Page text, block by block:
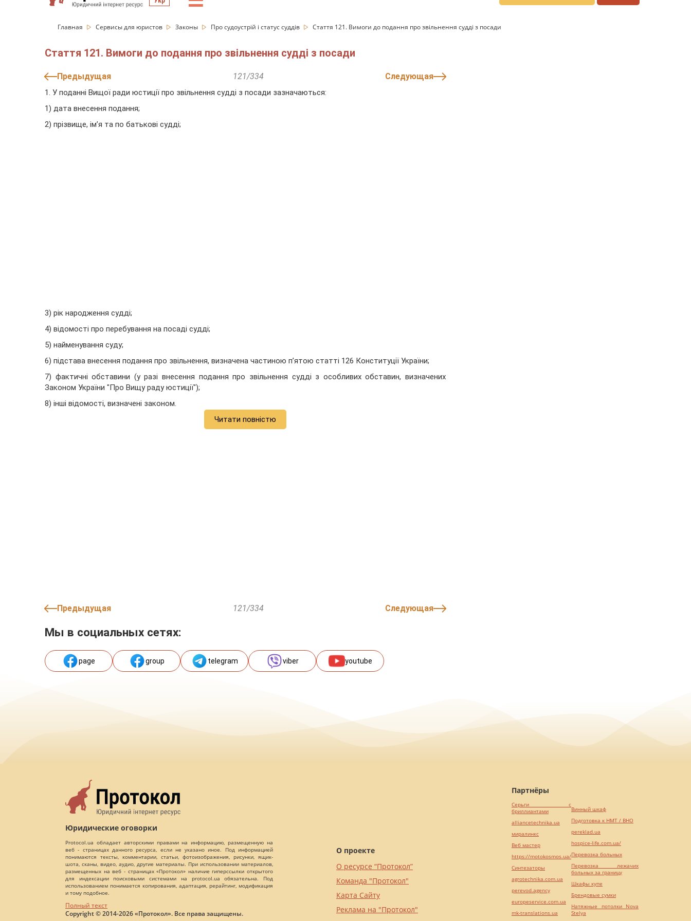
Главная Сервисы для юристов Законы Про судоустрій і статус суддів Стаття 121. Вимоги до подання про звільнення судді з посади
Стаття 121. Вимоги до подання про звільнення судді з посади
Предыдущая 121/334 Следующая
1. У поданні Вищої ради юстиції про звільнення судді з посади зазначаються:
1) дата внесення подання;
2) прізвище, ім’я та по батькові судді;
3) рік народження судді;
4) відомості про перебування на посаді судді;
5) найменування суду;
6) підстава внесення подання про звільнення, визначена частиною п’ятою статті 126 Конституції України;
7) фактичні обставини (у разі внесення подання про звільнення судді з особливих обставин, визначених
Законом України "Про Вищу раду юстиції");
8) інші відомості, визначені законом.
Читати повністю
Предыдущая 121/334 Следующая
Мы в социальных сетях:
page group telegram viber youtube
Юридические оговорки
Protocol.ua обладает авторскими правами на информацию, размещенную на
веб - страницах данного ресурса, если не указано иное. Под информацией
понимаются тексты, комментарии, статьи, фотоизображения, рисунки, ящик-
шота, сканы, видео, аудио, другие материалы. При использовании материалов,
размещенных на веб - страницах «Протокол» наличие гиперссылки открытого
для индексации поисковыми системами на protocol.ua обязательна. Под
использованием понимается копирования, адаптация, рерайтинг, модификация
и тому подобное.
Полный текст
Copyright © 2014-2026 «Протокол». Все права защищены.
О проекте
О ресурсе “Протокол”
Команда "Протокол"
Карта Сайту
Реклама на "Протокол"
Партнёры
Серьги с
бриллиантами
alliancetechnika.ua
миралинкс
Веб мастер
https://motokosmos.ua/
Синтезаторы
agrotechnika.com.ua
perevod.agency
europeservice.com.ua
mk-translations.ua
Винный шкаф
Подготовка к НМТ / ВНО
pereklad.ua
hospice-life.com.ua/
Перевозка больных
Перевозка лежачих
больных за границу
Шкафы купе
Брендовые сумки
Натяжные потолки Nova
Stelya